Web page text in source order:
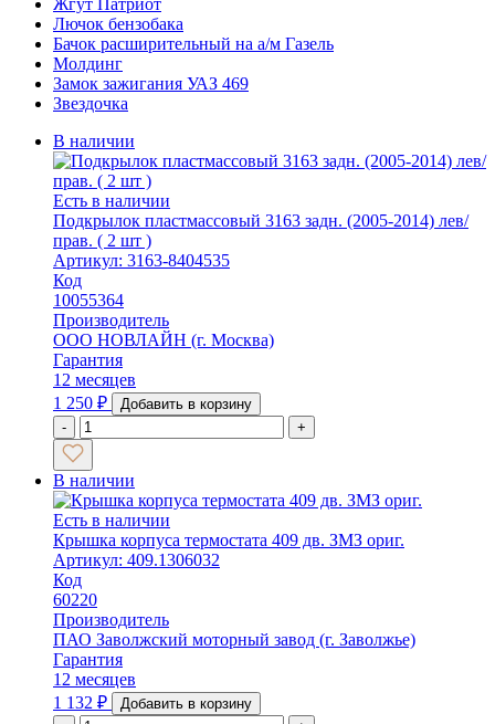
Лючок бензобака
Бачок расширительный на а/м Газель
Молдинг
Замок зажигания УАЗ 469
Звездочка
В наличии
Есть в наличии
Подкрылок пластмассовый 3163 задн. (2005-2014) лев/
прав. ( 2 шт )
Артикул: 3163-8404535
Код
10055364
Производитель
ООО НОВЛАЙН (г. Москва)
Гарантия
12 месяцев
1 250 ₽
Добавить в корзину
-
+
В наличии
Есть в наличии
Крышка корпуса термостата 409 дв. ЗМЗ ориг.
Артикул: 409.1306032
Код
60220
Производитель
ПАО Заволжский моторный завод (г. Заволжье)
Гарантия
12 месяцев
1 132 ₽
Добавить в корзину